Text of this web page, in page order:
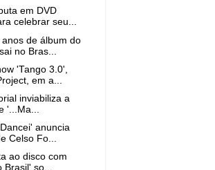
em DVD
celebrar seu...
de álbum do
no Bras...
'Tango 3.0',
em a...
inviabiliza a
'...Ma...
anuncia
Celso Fo...
ao disco com
Brasil' so...